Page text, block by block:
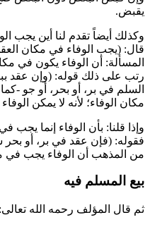
يقبض.
وكذلك أيضاً تقدم لنا أين يجب
قال: (يجب الوفاء في مكان
المسألة: أن الوفاء يكون في
رتب على ذلك قوله: (وإن عقد
السلم في بر، أو بحر، أو جو -
مكان الوفاء؛ لأنه لا يمكن
وإذا قلنا: بأن الوفاء إنما يجب
فقوله: (فإن عقد في بر، أو
من المذهب أن الوفاء يجب في
بيع المسلم فيه
ثم قال المؤلف رحمه الله